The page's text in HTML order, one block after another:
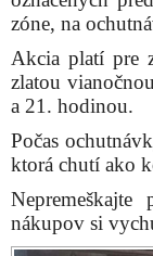
zóne, na
Akcia platí pre
zlatou
a 21. hodinou.
Počas
ktorá chutí ako
nákupov si